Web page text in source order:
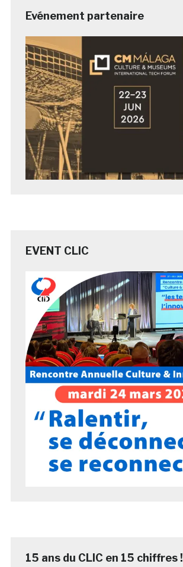
Evénement partenaire
EVENT CLIC
15 ans du CLIC en 15 chiffres !